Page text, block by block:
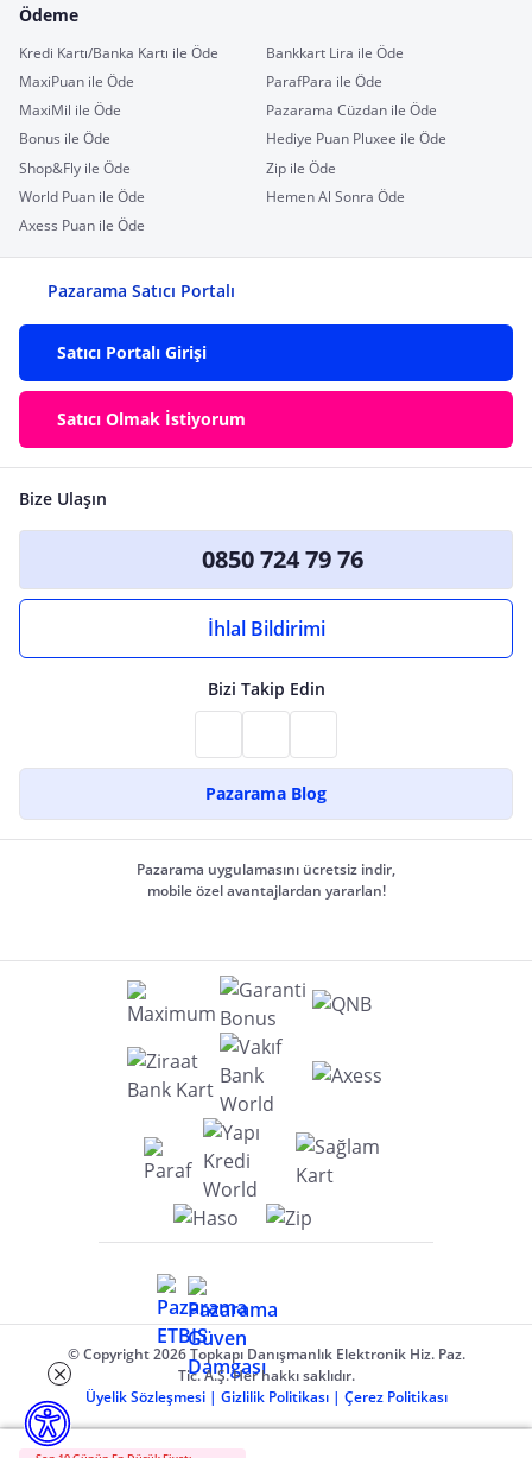
Ödeme
Kredi Kartı/Banka Kartı ile Öde
Bankkart Lira ile Öde
MaxiPuan ile Öde
ParafPara ile Öde
MaxiMil ile Öde
Pazarama Cüzdan ile Öde
Bonus ile Öde
Hediye Puan Pluxee ile Öde
Shop&Fly ile Öde
Zip ile Öde
World Puan ile Öde
Hemen Al Sonra Öde
Axess Puan ile Öde
Pazarama Satıcı Portalı
Satıcı Portalı Girişi
Satıcı Olmak İstiyorum
Bize Ulaşın
0850 724 79 76
İhlal Bildirimi
Bizi Takip Edin
Pazarama Blog
Pazarama uygulamasını ücretsiz indir,
mobile özel avantajlardan yararlan!
© Copyright 2026 Topkapı Danışmanlık Elektronik Hiz. Paz.
Tic. A.Ş. Her hakkı saklıdır.
Üyelik Sözleşmesi | Gizlilik Politikası | Çerez Politikası